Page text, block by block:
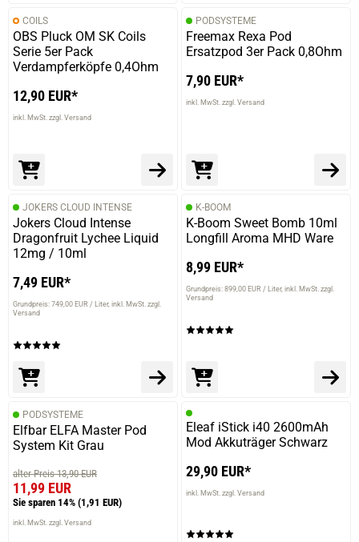
COILS
OBS Pluck OM SK Coils
Serie 5er Pack
Verdampferköpfe 0,4Ohm
12,90 EUR*
inkl. MwSt. zzgl. Versand
PODSYSTEME
Freemax Rexa Pod
Ersatzpod 3er Pack 0,8Ohm
7,90 EUR*
inkl. MwSt. zzgl. Versand
JOKERS CLOUD INTENSE
Jokers Cloud Intense
Dragonfruit Lychee Liquid
12mg / 10ml
7,49 EUR*
Grundpreis: 749,00 EUR / Liter inkl. MwSt. zzgl.
Versand
K-BOOM
K-Boom Sweet Bomb 10ml
Longfill Aroma MHD Ware
8,99 EUR*
Grundpreis: 899,00 EUR / Liter inkl. MwSt. zzgl.
Versand
PODSYSTEME
Elfbar ELFA Master Pod
System Kit Grau
alter Preis 13,90 EUR
11,99 EUR
Sie sparen 14% (1,91 EUR)
inkl. MwSt. zzgl. Versand
Eleaf iStick i40 2600mAh
Mod Akkuträger Schwarz
29,90 EUR*
inkl. MwSt. zzgl. Versand